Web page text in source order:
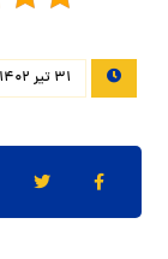
31 تیر 1402